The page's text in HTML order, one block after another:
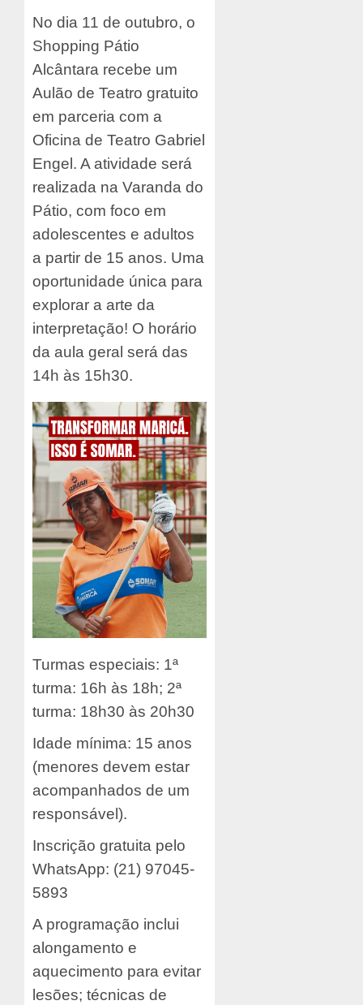
No dia 11 de outubro, o
Shopping Pátio
Alcântara recebe um
Aulão de Teatro gratuito
em parceria com a
Oficina de Teatro Gabriel
Engel. A atividade será
realizada na Varanda do
Pátio, com foco em
adolescentes e adultos
a partir de 15 anos. Uma
oportunidade única para
explorar a arte da
interpretação! O horário
da aula geral será das
14h às 15h30.
Turmas especiais: 1ª
turma: 16h às 18h; 2ª
turma: 18h30 às 20h30
Idade mínima: 15 anos
(menores devem estar
acompanhados de um
responsável).
Inscrição gratuita pelo
WhatsApp: (21) 97045-
5893
A programação inclui
alongamento e
aquecimento para evitar
lesões; técnicas de